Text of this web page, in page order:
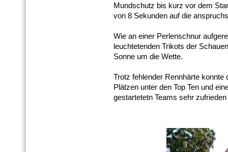
Mundschutz bis kurz vor dem
von 8 Sekunden auf die
Wie an einer Perlenschnur
leuchtetenden Trikots der
Sonne um die Wette.
Trotz fehlender Rennhärte
Plätzen unter den Top Ten und
gestartetetn Teams sehr